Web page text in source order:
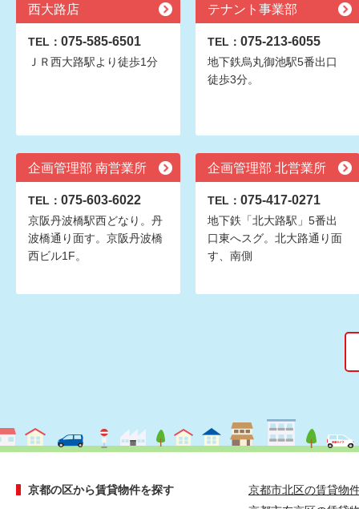
西大路店
TEL： 075-585-6501
ＪＲ西大路駅より徒歩1分
テナント事業部
TEL： 075-213-6055
地下鉄烏丸御池駅5番出口
徒歩3分。
企画管理部 南営業所
TEL： 075-603-6022
京阪丹波橋駅西どなり。丹
波橋通り面す。京阪丹波橋
西ビル1F。
企画管理部 北営業所
TEL： 075-417-0271
地下鉄「北大路駅」5番出
口東へスグ。北大路通り面
す、南側
京都の区から賃貸物件を探す
京都市北区の賃貸物